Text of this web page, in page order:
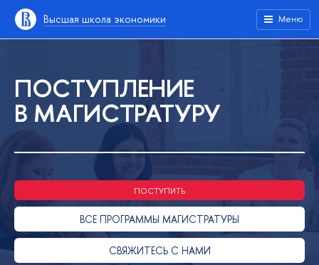
Высшая школа экономики Меню
ПОСТУПЛЕНИЕ
В МАГИСТРАТУРУ
ПОСТУПИТЬ
ВСЕ ПРОГРАММЫ МАГИСТРАТУРЫ
СВЯЖИТЕСЬ С НАМИ